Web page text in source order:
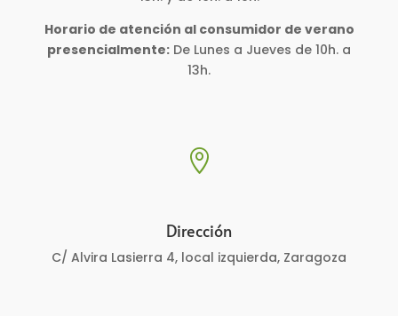
Horario de atención al consumidor de verano
presencialmente: De Lunes a Jueves de 10h. a
13h.

Dirección
C/ Alvira Lasierra 4, local izquierda, Zaragoza